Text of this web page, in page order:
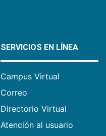
SERVICIOS EN LÍNEA
Campus Virtual
Correo
Directorio Virtual
Atención al usuario